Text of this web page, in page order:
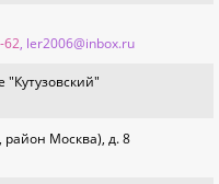
62, ler2006@inbox.ru
"Кутузовский"
Москва), д. 8